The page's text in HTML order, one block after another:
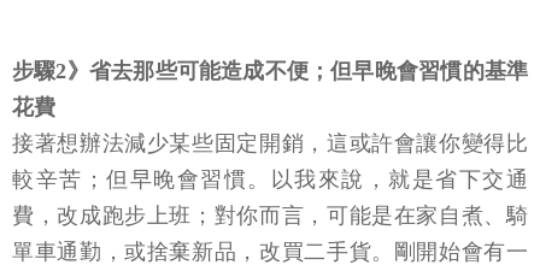
步驟2》省去那些可能造成不便；但早晚會習慣的基準
花費
接著想辦法減少某些固定開銷，這或許會讓你變得比
較辛苦；但早晚會習慣。以我來說，就是省下交通
費，改成跑步上班；對你而言，可能是在家自煮、騎
單車通勤，或捨棄新品，改買二手貨。剛開始會有一